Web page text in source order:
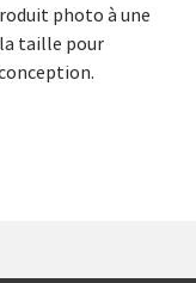
photo à une
taille pour